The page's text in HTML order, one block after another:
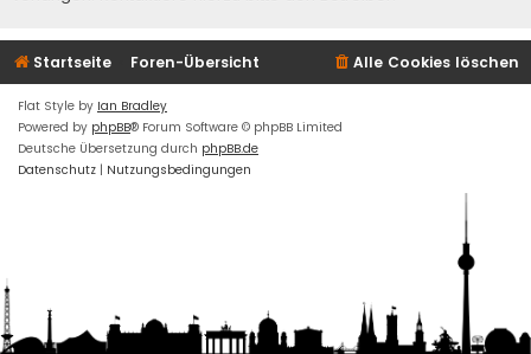
Startseite Foren-Übersicht Alle Cookies löschen
Flat Style by Ian Bradley
Powered by phpBB® Forum Software © phpBB Limited
Deutsche Übersetzung durch phpBB.de
Datenschutz | Nutzungsbedingungen